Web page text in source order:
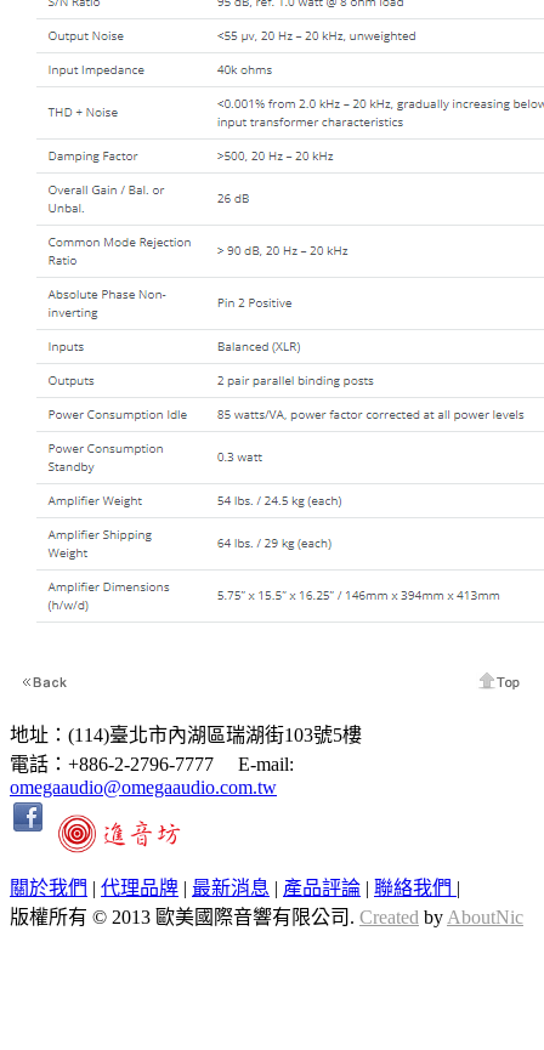
地址：(114)臺北市內湖區瑞湖街103號5樓
電話：+886-2-2796-7777 E-mail:
omegaaudio@omegaaudio.com.tw
關於我們 | 代理品牌 | 最新消息 | 產品評論 | 聯絡我們 |
版權所有 © 2013 歐美國際音響有限公司. Created by AboutNic